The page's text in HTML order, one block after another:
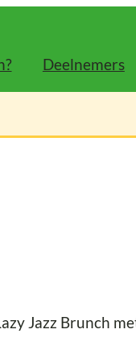
Deelnemers
Jazz Brunch